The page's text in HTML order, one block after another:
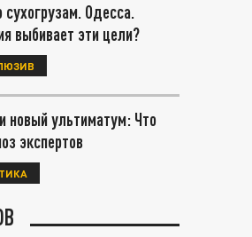
Одесса.
выбивает эти цели?
новый ультиматум: Что
экспертов